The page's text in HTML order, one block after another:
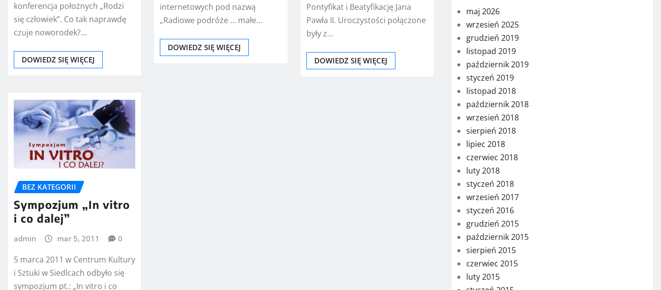
konferencja położnych „Rodzi
się człowiek”. Co tak naprawdę
czuje noworodek?…
DOWIEDZ SIĘ WIĘCEJ
internetowych pod nazwą
„Radiowe podróże … małe…
DOWIEDZ SIĘ WIĘCEJ
Pontyfikat i Beatyfikację Jana
Pawła II. Uroczystości połączone
były z…
DOWIEDZ SIĘ WIĘCEJ
BEZ KATEGORII
Sympozjum „In vitro
i co dalej”
admin mar 5, 2011 0
5 marca 2011 w Centrum Kultury
i Sztuki w Siedlcach odbyło się
sympozjum pt.: „In vitro i co
maj 2026
wrzesień 2025
grudzień 2019
listopad 2019
październik 2019
styczeń 2019
listopad 2018
październik 2018
wrzesień 2018
sierpień 2018
lipiec 2018
czerwiec 2018
luty 2018
styczeń 2018
wrzesień 2017
styczeń 2016
grudzień 2015
październik 2015
sierpień 2015
czerwiec 2015
luty 2015